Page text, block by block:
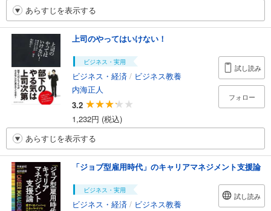
あらすじを表示する
上司のやってはいけない！
ビジネス・実用
ビジネス・経済 / ビジネス教養
内海正人
3.2
1,232円 (税込)
試し読み
フォロー
あらすじを表示する
「ジョブ型雇用時代」のキャリアマネジメント支援論
ビジネス・実用
ビジネス・経済 / ビジネス教養
試し読み